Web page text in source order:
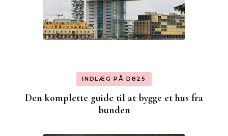
INDLÆG PÅ D825
Den komplette guide til at bygge et hus fra
bunden